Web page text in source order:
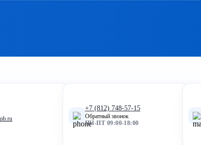
+7 (812) 748-57-15
Обратный звонок
ПН-ПТ 09:00-18:00